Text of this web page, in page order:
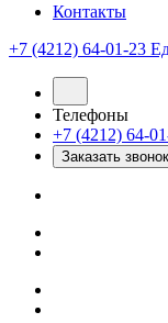
Контакты
+7 (4212) 64-01-23
Телефоны
+7 (4212) 64-
Заказать звонок